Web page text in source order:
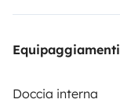
Equipaggiamenti
Doccia interna